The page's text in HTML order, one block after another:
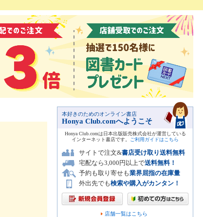
本好きのためのオンライン書店
Honya Club.comへようこそ
Honya Club.comは日本出版販売株式会社が運営している
インターネット書店です。
ご利用ガイドはこちら
サイトで注文&書店受け取り送料無料
宅配なら3,000円以上で送料無料！
予約も取り寄せも業界屈指の在庫量
外出先でも検索や購入がカンタン！
店舗一覧はこちら